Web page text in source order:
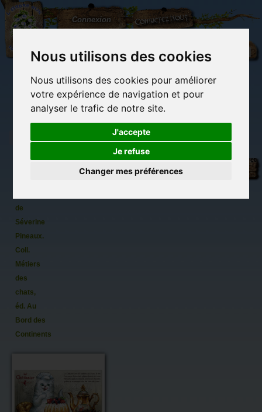
Nous utilisons des cookies
Nous utilisons des cookies pour améliorer
votre expérience de navigation et pour
analyser le trafic de notre site.
J'accepte
Je refuse
Changer mes préférences
L'Arbre
aux
100.000
Connexion Contactez-nous
(vide)
Librairie des
Carterie
originale
Activités
détente et jeux
Objets déco et
de
Séverine
Pineaux.
Coll.
Métiers
des
chats,
éd. Au
Bord des
Continents